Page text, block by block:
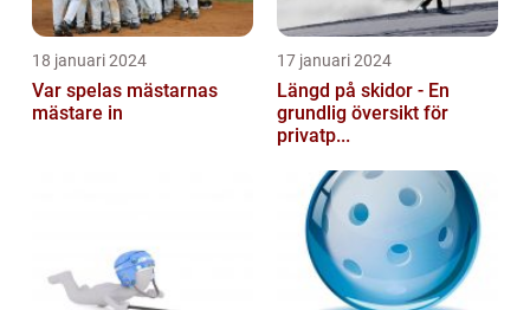
18 januari 2024
Var spelas mästarnas
mästare in
17 januari 2024
Längd på skidor - En
grundlig översikt för
privatp...